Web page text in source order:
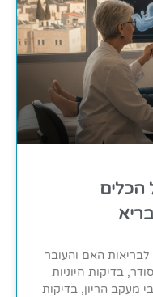
הכלים
האם והעובר
בדיקות חיוניות
מעקב הריון, בדיקות